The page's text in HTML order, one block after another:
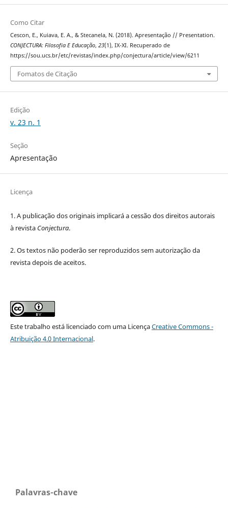
Como Citar
Cescon, E., Kuiava, E. A., & Stecanela, N. (2018). Apresentação // Presentation.
CONJECTURA: Filosofia E Educação, 23(1), IX-XI. Recuperado de
https://sou.ucs.br/etc/revistas/index.php/conjectura/article/view/6211
Fomatos de Citação
Edição
v. 23 n. 1
Seção
Apresentação
Licença
1. A publicação dos originais implicará a cessão dos direitos autorais
à revista Conjectura.
2. Os textos não poderão ser reproduzidos sem autorização da
revista depois de aceitos.
Este trabalho está licenciado com uma LicençaCreative Commons -
Atribuição 4.0 Internacional.
Palavras-chave